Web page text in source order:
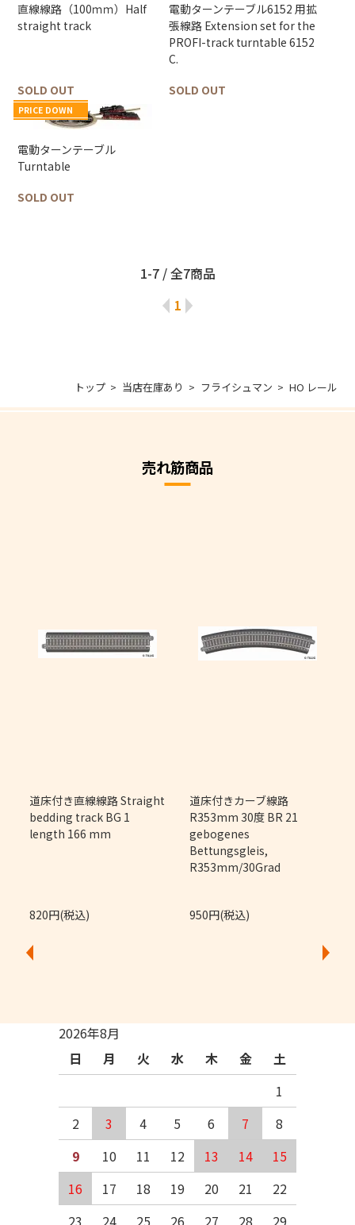
直線線路（100ｍｍ）Half
straight track
SOLD OUT
電動ターンテーブル6152 用拡
張線路 Extension set for the
PROFI-track turntable 6152
C.
SOLD OUT
PRICE DOWN
電動ターンテーブル
Turntable
SOLD OUT
1-7 / 全7商品
1
トップ 当店在庫あり フライシュマン HO レール
売れ筋商品
道床付き直線線路 Straight
bedding track BG 1
length 166 mm
820円(税込)
道床付きカーブ線路
R353mm 30度 BR 21
gebogenes
Bettungsgleis,
R353mm/30Grad
950円(税込)
2026年8月
日
月 火 水 木 金
土
1
2
3 4 5 6 7
8
9
10 11 12 13 14
15
16
17 18 19 20 21
22